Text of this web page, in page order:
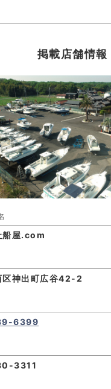
掲載店舗情報
船屋.com
区神出町広谷42-2
6399
3311